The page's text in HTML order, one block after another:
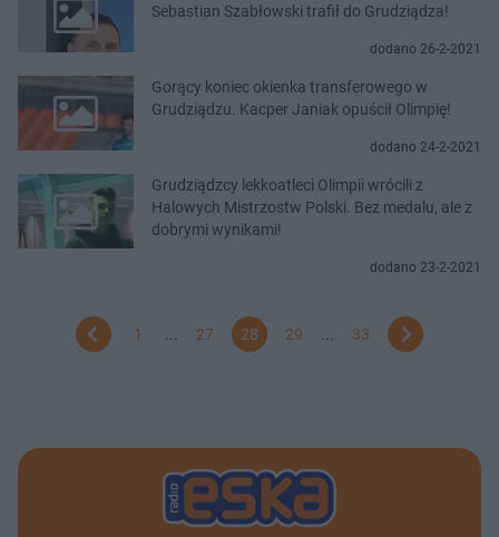
Sebastian Szabłowski trafił do Grudziądza!
dodano 26-2-2021
Gorący koniec okienka transferowego w
Grudziądzu. Kacper Janiak opuścił Olimpię!
dodano 24-2-2021
Grudziądzcy lekkoatleci Olimpii wrócili z
Halowych Mistrzostw Polski. Bez medalu, ale z
dobrymi wynikami!
dodano 23-2-2021
1 27 28 29 33